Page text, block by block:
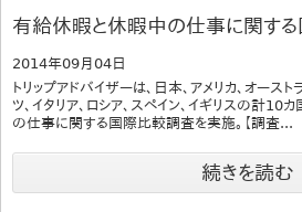
有給休暇と休暇中の仕事に関す
2014年09月04日
トリップアドバイザーは、日本、アメリカ、オースト
ツ、イタリア、ロシア、スペイン、イギリスの計
の仕事に関する国際比較調査を実施。【調査...
続きを読む